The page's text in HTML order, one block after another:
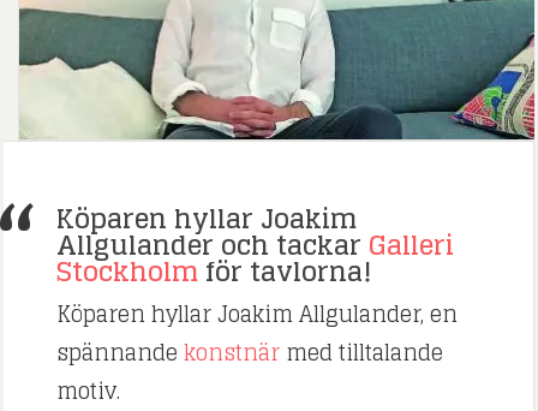
Köparen hyllar Joakim
Allgulander och tackar Galleri
Stockholmför tavlorna!
Köparen hyllar Joakim Allgulander, en
spännandekonstnärmed tilltalande
motiv.